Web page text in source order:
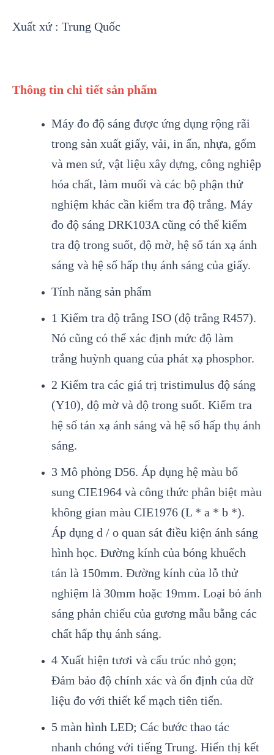
Xuất xứ : Trung Quốc
Thông tin chi tiết sản phẩm
Máy đo độ sáng được ứng dụng rộng rãi
trong sản xuất giấy, vải, in ấn, nhựa, gốm
và men sứ, vật liệu xây dựng, công nghiệp
hóa chất, làm muối và các bộ phận thử
nghiệm khác cần kiểm tra độ trắng. Máy
đo độ sáng DRK103A cũng có thể kiểm
tra độ trong suốt, độ mờ, hệ số tán xạ ánh
sáng và hệ số hấp thụ ánh sáng của giấy.
Tính năng sản phẩm
1 Kiểm tra độ trắng ISO (độ trắng R457).
Nó cũng có thể xác định mức độ làm
trắng huỳnh quang của phát xạ phosphor.
2 Kiểm tra các giá trị tristimulus độ sáng
(Y10), độ mờ và độ trong suốt. Kiểm tra
hệ số tán xạ ánh sáng và hệ số hấp thụ ánh
sáng.
3 Mô phỏng D56. Áp dụng hệ màu bổ
sung CIE1964 và công thức phân biệt màu
không gian màu CIE1976 (L * a * b *).
Áp dụng d / o quan sát điều kiện ánh sáng
hình học. Đường kính của bóng khuếch
tán là 150mm. Đường kính của lỗ thử
nghiệm là 30mm hoặc 19mm. Loại bỏ ánh
sáng phản chiếu của gương mẫu bằng các
chất hấp thụ ánh sáng.
4 Xuất hiện tươi và cấu trúc nhỏ gọn;
Đảm bảo độ chính xác và ổn định của dữ
liệu đo với thiết kế mạch tiên tiến.
5 màn hình LED; Các bước thao tác
nhanh chóng với tiếng Trung. Hiển thị kết